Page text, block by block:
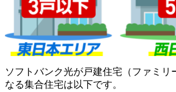
ソフトバンク光が戸建住宅（ファミリ
なる集合住宅は以下です。